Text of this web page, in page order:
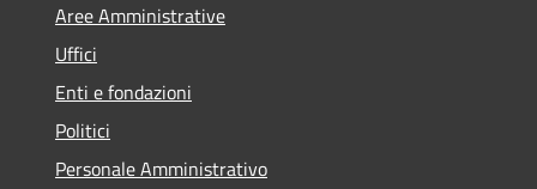
Aree Amministrative
Uffici
Enti e fondazioni
Politici
Personale Amministrativo